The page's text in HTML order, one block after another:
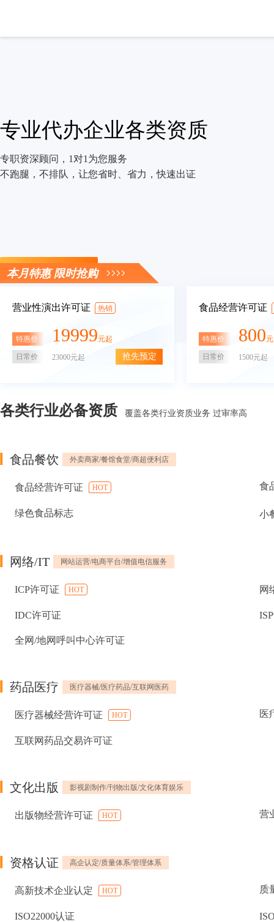
专业代办企业各类资质
专职资深顾问，1对1为您服务
不跑腿，不排队，让您省时、省力，快速出证
立即咨询
本月特惠 限时抢购
营业性演出许可证 热销
特惠价 19999元起
日常价 23000元起 抢先预定
食品经营许可证
特惠价 800
日常价 1500元起
各类行业必备资质 覆盖各类行业资质业务 过审率高
食品餐饮 外卖商家/餐馆食堂/商超便利店
食品经营许可证 HOT 食
绿色食品标志 小
网络/IT 网站运营/电商平台/增值电信服务
ICP许可证 HOT 网
IDC许可证
全网/地网呼叫中心许可证
药品医疗 医疗器械/医疗药品/互联网医药
医疗器械经营许可证 HOT 医
互联网药品交易许可证
文化出版 影视剧制作/刊物出版/文化体育娱乐
出版物经营许可证 HOT 营
资格认证 高企认定/质量体系/管理体系
高新技术企业认定 HOT 质
ISO22000认证